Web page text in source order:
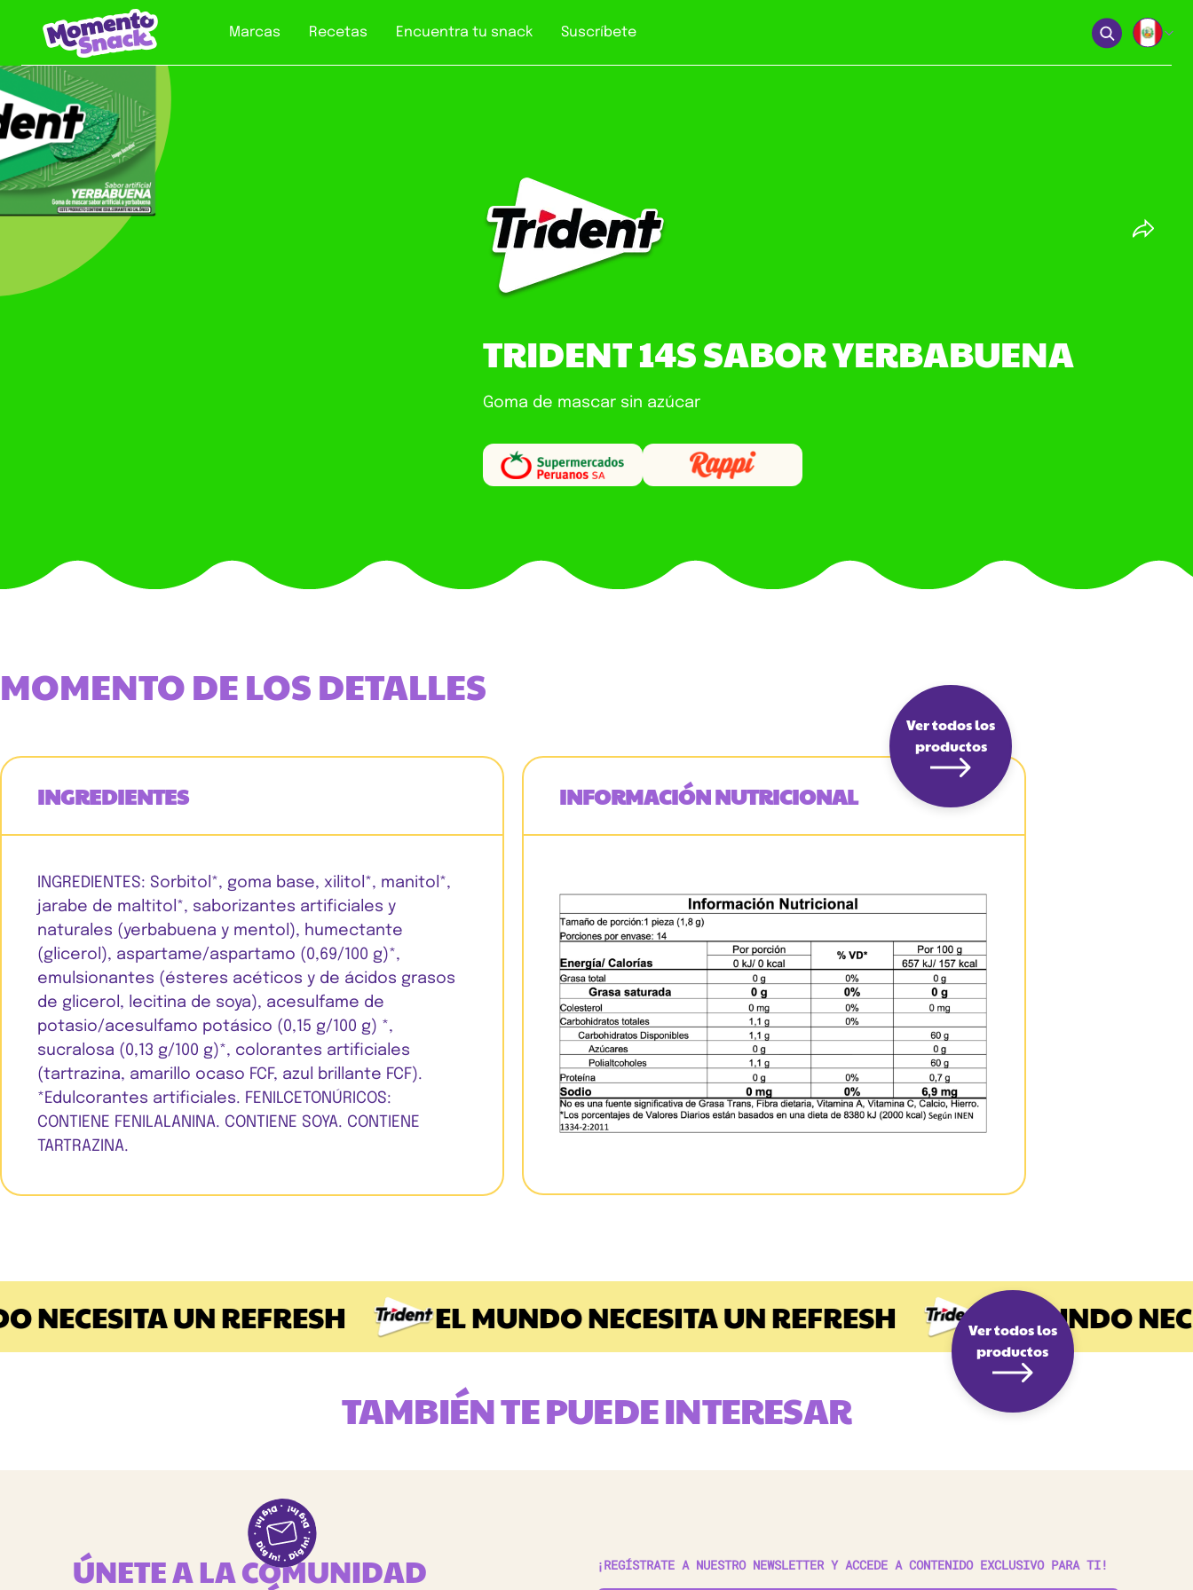
Marcas Recetas Encuentra tu snack Suscríbete
TRIDENT 14S SABOR YERBABUENA
Goma de mascar sin azúcar
MOMENTO DE LOS DETALLES
INGREDIENTES
INGREDIENTES: Sorbitol*, goma base, xilitol*, manitol*,
jarabe de maltitol*, saborizantes artificiales y
naturales (yerbabuena y mentol), humectante
(glicerol), aspartame/aspartamo (0,69/100 g)*,
emulsionantes (ésteres acéticos y de ácidos grasos
de glicerol, lecitina de soya), acesulfame de
potasio/acesulfamo potásico (0,15 g/100 g) *,
sucralosa (0,13 g/100 g)*, colorantes artificiales
(tartrazina, amarillo ocaso FCF, azul brillante FCF).
*Edulcorantes artificiales. FENILCETONÚRICOS:
CONTIENE FENILALANINA. CONTIENE SOYA. CONTIENE
TARTRAZINA.
INFORMACIÓN NUTRICIONAL
Ver todos los
productos
NECESITA UN REFRESH EL MUNDO NECESITA UN REFRESH EL MUNDO
TAMBIÉN TE PUEDE INTERESAR
Ver todos los
productos
ÚNETE A LA COMUNIDAD ¡REGÍSTRATE A NUESTRO NEWSLETTER Y ACCEDE A CONTENIDO EXCLUSIVO PARA TI!